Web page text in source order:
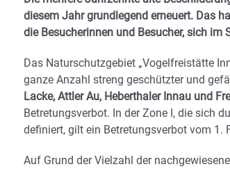
diesem Jahr grundlegend erneuert. Das
die Besucherinnen und Besucher, sich
Das Naturschutzgebiet „Vogelfreistätte
ganze Anzahl streng geschützter und
Lacke, Attler Au, Heberthaler Innau und
Betretungsverbot. In der Zone I, die sich
definiert, gilt ein Betretungsverbot vom 1.
Auf Grund der Vielzahl der